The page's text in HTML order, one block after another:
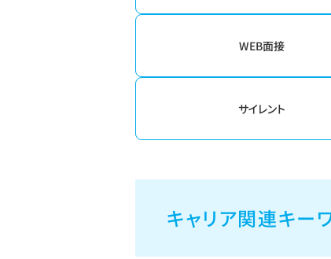
WEB面接
サイレント
キャリア関連キー